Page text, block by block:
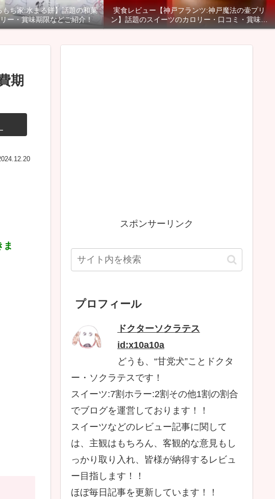
ち家:水まる餅】話題の和菓
ー・賞味期限などご紹介！
実食レビュー【神戸フランツ:神戸魔法の壷プリ
ン】話題のスイーツのカロリー・口コミ・賞味期
限などご紹介！
期
ま
スポンサーリンク
プロフィール
ドクターソクラテス
id:x10a10a
どうも、“甘党犬”ことドクタ
ー・ソクラテスです！
スイーツ:7割ホラー:2割その他1割の割合
でブログを運営しております！！
スイーツなどのレビュー記事に関して
は、主観はもちろん、客観的な意見もし
っかり取り入れ、皆様が納得するレビュ
ー目指します！！
ほぼ毎日記事を更新しています！！